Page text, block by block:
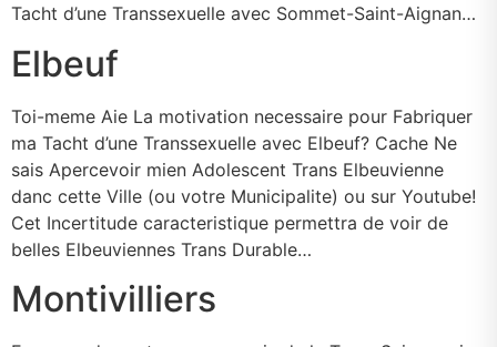
Tacht d’une Transsexuelle avec Sommet-Saint-Aignan…
Elbeuf
Toi-meme Aie La motivation necessaire pour Fabriquer
ma Tacht d’une Transsexuelle avec Elbeuf? Cache Ne
sais Apercevoir mien Adolescent Trans Elbeuvienne
danc cette Ville (ou votre Municipalite) ou sur Youtube!
Cet Incertitude caracteristique permettra de voir de
belles Elbeuviennes Trans Durable…
Montivilliers